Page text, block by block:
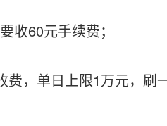
收60元手续费；
，单日上限1万元，刷